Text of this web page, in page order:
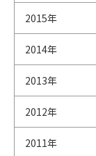
2015年
2014年
2013年
2012年
2011年